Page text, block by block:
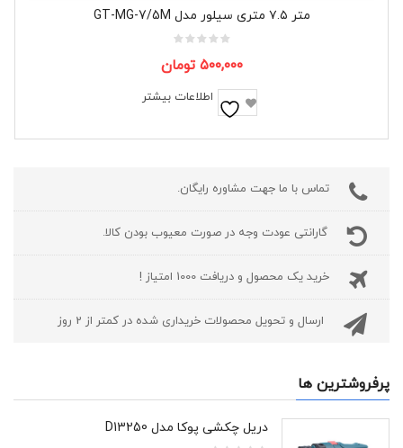
تماس با ما جهت مشاوره رایگان.
گارانتی عودت وجه در صورت معیوب بودن کالا.
خرید یک محصول و دریافت 1000 امتیاز !
ارسال و تحویل محصولات خریداری شده در کمتر از 2 روز
پرفروشترین ها
دریل چکشی پوکا مدل D13250
متر ۷.۵ متری سیلور مدل GT-MG-7/5M
۵۰۰,۰۰۰ تومان
اطلاعات بیشتر